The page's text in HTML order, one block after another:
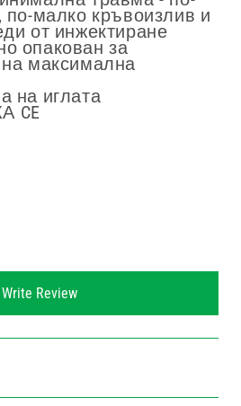
по-малко кръвоизлив и
от инжектиране
опакован за
максимална
на иглата
CE
Write Review